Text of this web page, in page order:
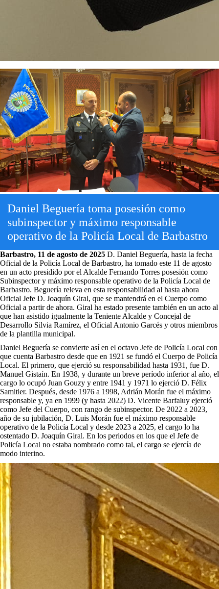
Daniel Beguería toma posesión como
subinspector y máximo responsable
operativo de la Policía Local de Barbastro
Barbastro, 11 de agosto de 2025 D. Daniel Beguería, hasta la fecha
Oficial de la Policía Local de Barbastro, ha tomado este 11 de agosto
en un acto presidido por el Alcalde Fernando Torres posesión como
Subinspector y máximo responsable operativo de la Policía Local de
Barbastro. Beguería releva en esta responsabilidad al hasta ahora
Oficial Jefe D. Joaquín Giral, que se mantendrá en el Cuerpo como
Oficial a partir de ahora. Giral ha estado presente también en un acto al
que han asistido igualmente la Teniente Alcalde y Concejal de
Desarrollo Silvia Ramírez, el Oficial Antonio Garcés y otros miembros
de la plantilla municipal.
Daniel Beguería se convierte así en el octavo Jefe de Policía Local con
que cuenta Barbastro desde que en 1921 se fundó el Cuerpo de Policía
Local. El primero, que ejerció su responsabilidad hasta 1931, fue D.
Manuel Gistaín. En 1938, y durante un breve período inferior al año, el
cargo lo ocupó Juan Gouzy y entre 1941 y 1971 lo ejerció D. Félix
Samitier. Después, desde 1976 a 1998, Adrián Morán fue el máximo
responsable y, ya en 1999 (y hasta 2022) D. Vicente Barfaluy ejerció
como Jefe del Cuerpo, con rango de subinspector. De 2022 a 2023,
año de su jubilación, D. Luis Morán fue el máximo responsable
operativo de la Policía Local y desde 2023 a 2025, el cargo lo ha
ostentado D. Joaquín Giral. En los periodos en los que el Jefe de
Policía Local no estaba nombrado como tal, el cargo se ejercía de
modo interino.